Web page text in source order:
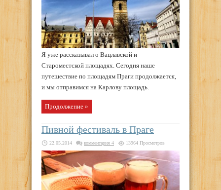
Я уже рассказывал о Вацлавской и
Староместской площадях. Сегодня наше
путешествие по площадям Праги продолжается,
и мы отправимся на Карлову площадь.
Продолжение »
Пивной фестиваль в Праге
22.05.2014 комментария 4 13964 Просмотров